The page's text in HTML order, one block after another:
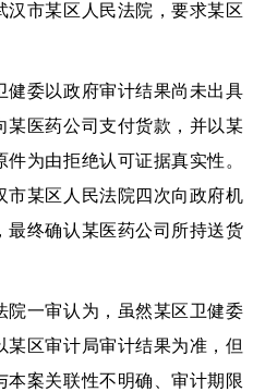
市某区人民法院，要求某区
委以政府审计结果尚未出具
某医药公司支付货款，并以某
为由拒绝认可证据真实性。
市某区人民法院四次向政府机
最终确认某医药公司所持送货
一审认为，虽然某区卫健委
区审计局审计结果为准，但
案关联性不明确、审计期限